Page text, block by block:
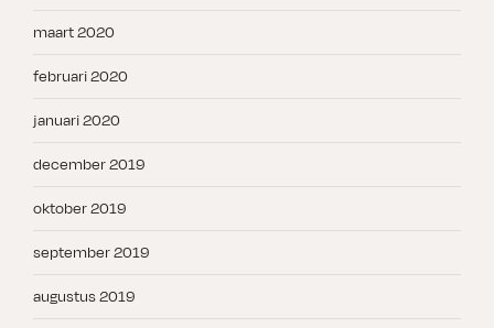
maart 2020
februari 2020
januari 2020
december 2019
oktober 2019
september 2019
augustus 2019